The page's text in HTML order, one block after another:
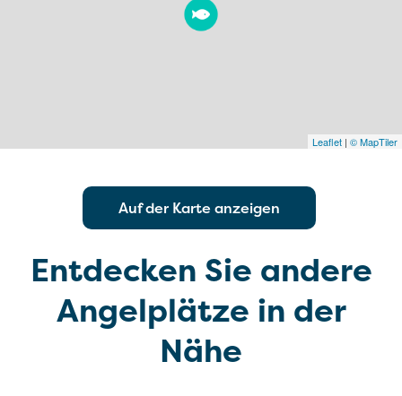
Leaflet | © MapTiler
Auf der Karte anzeigen
Entdecken Sie andere
Angelplätze in der
Nähe